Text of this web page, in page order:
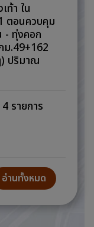
ท้า ใน
ตอนควบคุม
- ทุ่งคอก
ม.49+162
) ปริมาณ
รายการ
อ่านทั้งหมด